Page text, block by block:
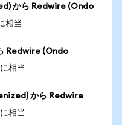
から Redwire (Ondo
相当
Redwire (Ondo
相当
から Redwire
相当